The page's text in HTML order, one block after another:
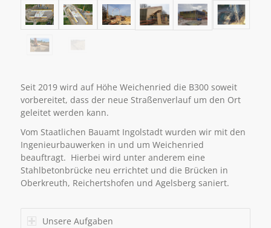
Seit 2019 wird auf Höhe Weichenried die B300 soweit
vorbereitet, dass der neue Straßenverlauf um den Ort
geleitet werden kann.
Vom Staatlichen Bauamt Ingolstadt wurden wir mit den
Ingenieurbauwerken in und um Weichenried
beauftragt. Hierbei wird unter anderem eine
Stahlbetonbrücke neu errichtet und die Brücken in
Oberkreuth, Reichertshofen und Agelsberg saniert.
Unsere Aufgaben